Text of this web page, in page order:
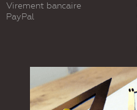
Virement bancaire
PayPal